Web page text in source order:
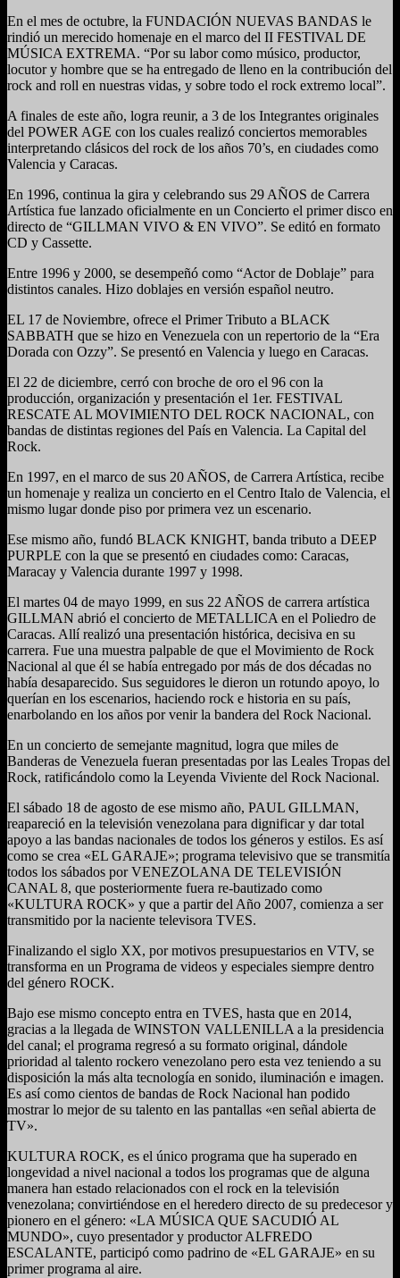
En el mes de octubre, la FUNDACIÓN NUEVAS BANDAS le
rindió un merecido homenaje en el marco del II FESTIVAL DE
MÚSICA EXTREMA. “Por su labor como músico, productor,
locutor y hombre que se ha entregado de lleno en la contribución del
rock and roll en nuestras vidas, y sobre todo el rock extremo local”.
A finales de este año, logra reunir, a 3 de los Integrantes originales
del POWER AGE con los cuales realizó conciertos memorables
interpretando clásicos del rock de los años 70’s, en ciudades como
Valencia y Caracas.
En 1996, continua la gira y celebrando sus 29 AÑOS de Carrera
Artística fue lanzado oficialmente en un Concierto el primer disco en
directo de “GILLMAN VIVO & EN VIVO”. Se editó en formato
CD y Cassette.
Entre 1996 y 2000, se desempeñó como “Actor de Doblaje” para
distintos canales. Hizo doblajes en versión español neutro.
EL 17 de Noviembre, ofrece el Primer Tributo a BLACK
SABBATH que se hizo en Venezuela con un repertorio de la “Era
Dorada con Ozzy”. Se presentó en Valencia y luego en Caracas.
El 22 de diciembre, cerró con broche de oro el 96 con la
producción, organización y presentación el 1er. FESTIVAL
RESCATE AL MOVIMIENTO DEL ROCK NACIONAL, con
bandas de distintas regiones del País en Valencia. La Capital del
Rock.
En 1997, en el marco de sus 20 AÑOS, de Carrera Artística, recibe
un homenaje y realiza un concierto en el Centro Italo de Valencia, el
mismo lugar donde piso por primera vez un escenario.
Ese mismo año, fundó BLACK KNIGHT, banda tributo a DEEP
PURPLE con la que se presentó en ciudades como: Caracas,
Maracay y Valencia durante 1997 y 1998.
El martes 04 de mayo 1999, en sus 22 AÑOS de carrera artística
GILLMAN abrió el concierto de METALLICA en el Poliedro de
Caracas. Allí realizó una presentación histórica, decisiva en su
carrera. Fue una muestra palpable de que el Movimiento de Rock
Nacional al que él se había entregado por más de dos décadas no
había desaparecido. Sus seguidores le dieron un rotundo apoyo, lo
querían en los escenarios, haciendo rock e historia en su país,
enarbolando en los años por venir la bandera del Rock Nacional.
En un concierto de semejante magnitud, logra que miles de
Banderas de Venezuela fueran presentadas por las Leales Tropas del
Rock, ratificándolo como la Leyenda Viviente del Rock Nacional.
El sábado 18 de agosto de ese mismo año, PAUL GILLMAN,
reapareció en la televisión venezolana para dignificar y dar total
apoyo a las bandas nacionales de todos los géneros y estilos. Es así
como se crea «EL GARAJE»; programa televisivo que se transmitía
todos los sábados por VENEZOLANA DE TELEVISIÓN
CANAL 8, que posteriormente fuera re-bautizado como
«KULTURA ROCK» y que a partir del Año 2007, comienza a ser
transmitido por la naciente televisora TVES.
Finalizando el siglo XX, por motivos presupuestarios en VTV, se
transforma en un Programa de videos y especiales siempre dentro
del género ROCK.
Bajo ese mismo concepto entra en TVES, hasta que en 2014,
gracias a la llegada de WINSTON VALLENILLA a la presidencia
del canal; el programa regresó a su formato original, dándole
prioridad al talento rockero venezolano pero esta vez teniendo a su
disposición la más alta tecnología en sonido, iluminación e imagen.
Es así como cientos de bandas de Rock Nacional han podido
mostrar lo mejor de su talento en las pantallas «en señal abierta de
TV».
KULTURA ROCK, es el único programa que ha superado en
longevidad a nivel nacional a todos los programas que de alguna
manera han estado relacionados con el rock en la televisión
venezolana; convirtiéndose en el heredero directo de su predecesor y
pionero en el género: «LA MÚSICA QUE SACUDIÓ AL
MUNDO», cuyo presentador y productor ALFREDO
ESCALANTE, participó como padrino de «EL GARAJE» en su
primer programa al aire.